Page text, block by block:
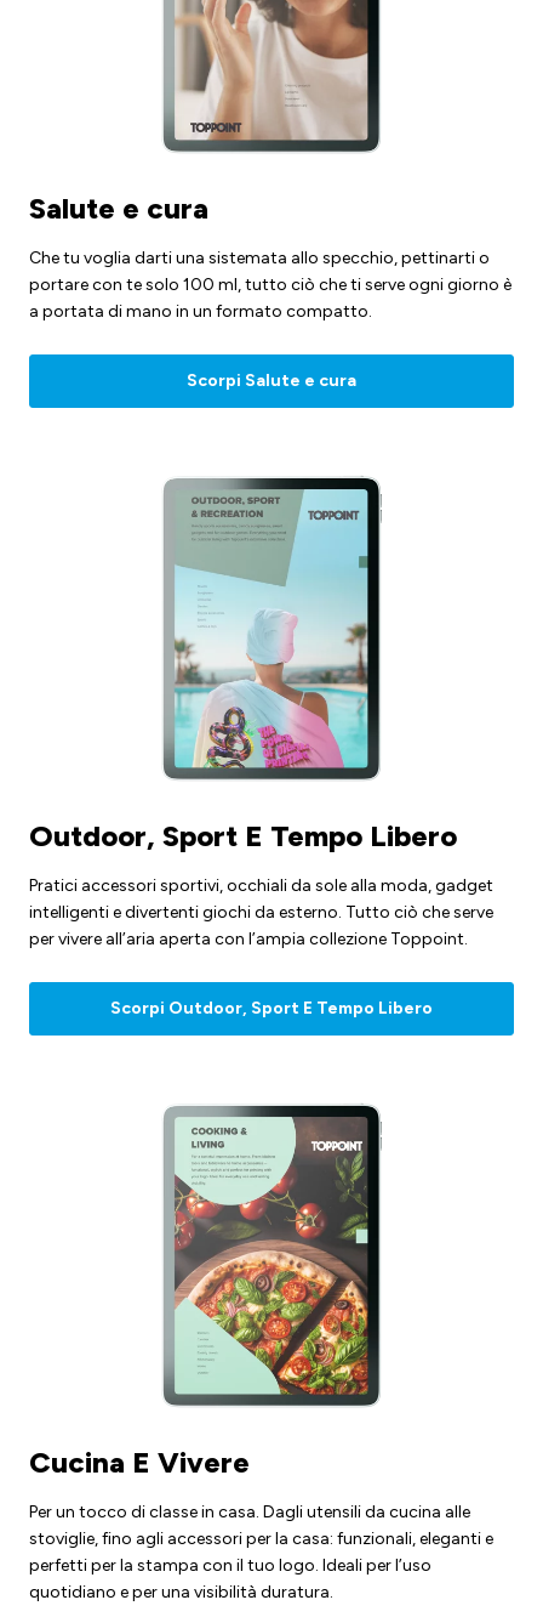
Salute e cura
Che tu voglia darti una sistemata allo specchio, pettinarti o
portare con te solo 100 ml, tutto ciò che ti serve ogni giorno è
a portata di mano in un formato compatto.
Scorpi Salute e cura
Outdoor, Sport E Tempo Libero
Pratici accessori sportivi, occhiali da sole alla moda, gadget
intelligenti e divertenti giochi da esterno. Tutto ciò che serve
per vivere all’aria aperta con l’ampia collezione Toppoint.
Scorpi Outdoor, Sport E Tempo Libero
Cucina E Vivere
Per un tocco di classe in casa. Dagli utensili da cucina alle
stoviglie, fino agli accessori per la casa: funzionali, eleganti e
perfetti per la stampa con il tuo logo. Ideali per l’uso
quotidiano e per una visibilità duratura.